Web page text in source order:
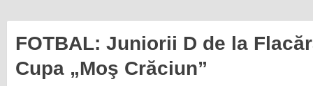
FOTBAL: Juniorii D de la
Cupa „Moş Crăciun”